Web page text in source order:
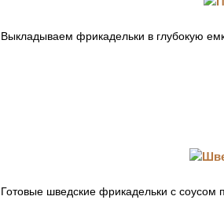
Выкладываем фрикадельки в глубокую
Готовые шведские фрикадельки с соусом